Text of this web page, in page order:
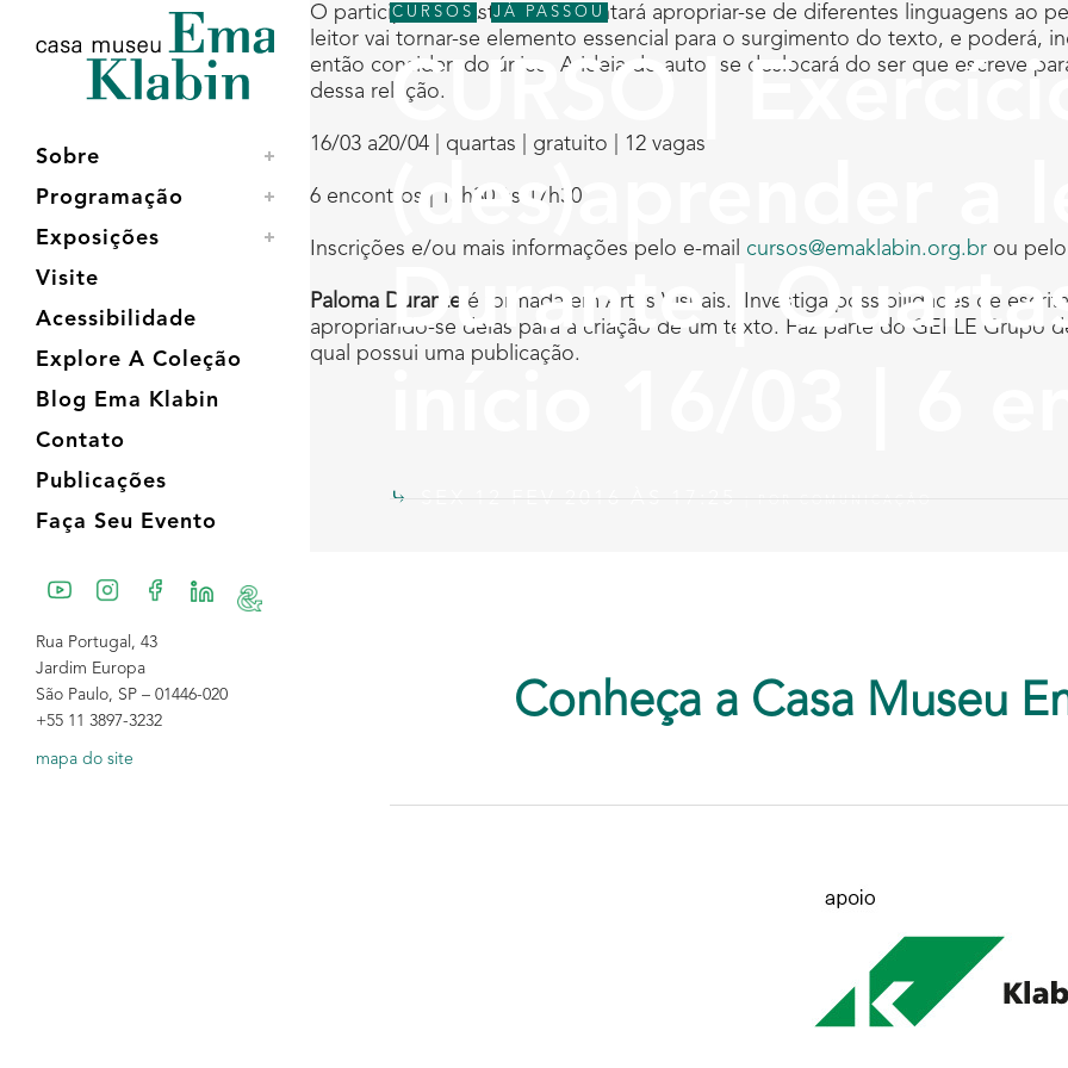
conteúdo
navegação
Sobre
Programação
Exposições
Visite
Acessibilidade
Explore A Coleção
Blog Ema Klabin
Contato
Publicações
Faça Seu Evento
Rua Portugal, 43
Jardim Europa
São Paulo, SP – 01446-020
+55 11 3897-3232
mapa do site
CURSOS , JÁ PASSOU
CURSO |
(des)aprender a
Durante |
SEX 12 FEV 2016 ÀS 17:25 POR COMUNICAÇÃO
O participante desta oficina tentará apropriar-se de diferentes linguagens ao
leitor vai tornar-se elemento essencial para o surgimento do texto, e poderá,
então considerado único. A ideia do autor se deslocará do ser que escreve
dessa relação.
16/03 a20/04 | quartas | gratuito | 12 vagas
6 encontros | 15h30 às 17h30
Inscrições e/ou mais informações pelo e-mail cursos@emaklabin.org.br ou pelo
Paloma Durante é formada em Artes Visuais. Investiga possibilidades de
apropriando-se delas para a criação de um texto. Faz parte do GEPLE Grupo
qual possui uma publicação.
Conheça a Casa Museu